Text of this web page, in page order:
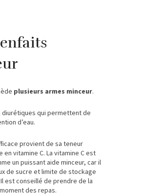
plusieurs armes minceur.
diurétiques qui permettent de
d’eau.
provient de sa teneur
en vitamine C. La vitamine C est
un puissant aide minceur, car il
de sucre et limite de stockage
est conseillé de prendre de la
des repas.